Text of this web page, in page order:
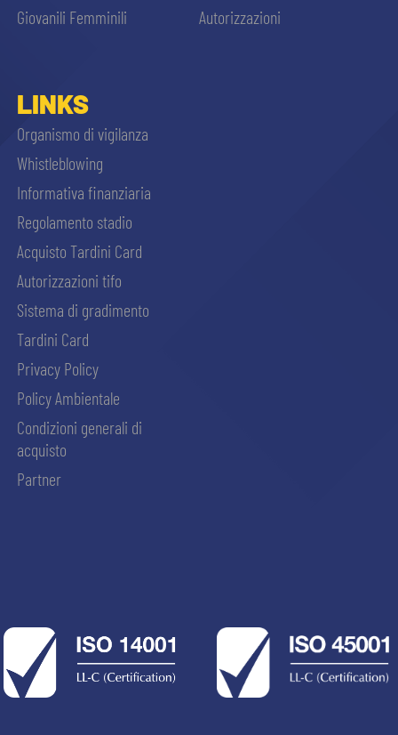
Giovanili Femminili
Autorizzazioni
LINKS
Organismo di vigilanza
Whistleblowing
Informativa finanziaria
Regolamento stadio
Acquisto Tardini Card
Autorizzazioni tifo
Sistema di gradimento
Tardini Card
Privacy Policy
Policy Ambientale
Condizioni generali di
acquisto
Partner